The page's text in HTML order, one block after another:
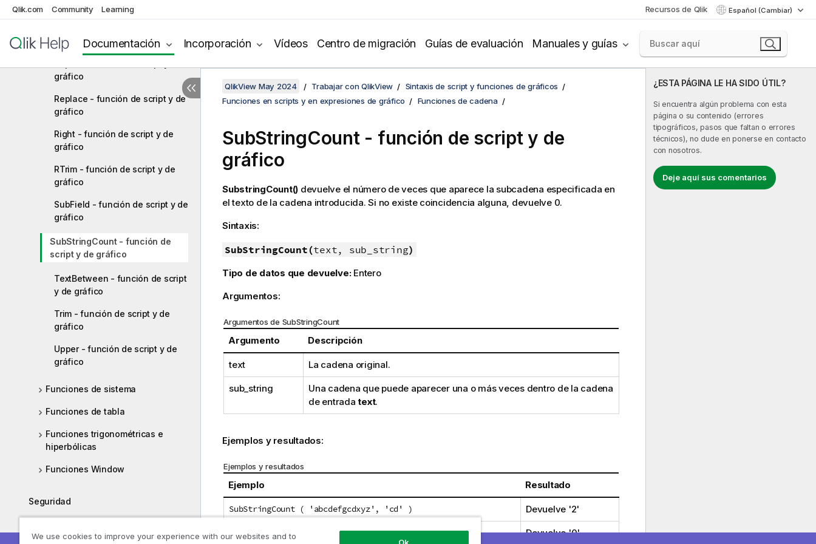
Qlik.com Community Learning Recursos de Qlik Español (Cambiar)
Documentación Incorporación Vídeos Centro de migración Guías de evaluación Manuales y guías
gráfico
de gráfico
gráfico
Replace - función de script y de
gráfico
Right - función de script y de
gráfico
RTrim - función de script y de
gráfico
SubField - función de script y de
gráfico
SubStringCount - función de
script y de gráfico
TextBetween - función de script
y de gráfico
Trim - función de script y de
gráfico
Upper - función de script y de
gráfico
Funciones de sistema
Funciones de tabla
Funciones trigonométricas e
hiperbólicas
Funciones Window
Seguridad
¿ESTA PÁGINA LE HA SIDO ÚTIL?
Si encuentra algún problema con esta
página o su contenido (errores
tipográficos, pasos que faltan o errores
técnicos), no dude en ponerse en contacto
con nosotros.
Deje aquí sus comentarios
QlikView May 2024 Trabajar con QlikView
Sintaxis de script y funciones de gráficos
Funciones en scripts y en expresiones de gráfico
Funciones de cadena
SubStringCount - función de script y de
gráfico
SubstringCount() devuelve el número de veces que aparece la subcadena especificada en
el texto de la cadena introducida. Si no existe coincidencia alguna, devuelve 0.
Sintaxis:
SubStringCount(text, sub_string)
Tipo de datos que devuelve: Entero
Argumentos:
Argumentos de SubStringCount
Argumento Descripción
text La cadena original.
sub_string
Una cadena que puede aparecer una o más veces dentro de la cadena
de entradatext.
Ejemplos y resultados:
Ejemplos y resultados
Ejemplo Resultado
SubStringCount ( 'abcdefgcdxyz', 'cd' ) Devuelve '2'
SubStringCount ( 'abcdefgcdxyz', 'dc' ) Devuelve '0'
We use cookies to improve your experience with our websites and to